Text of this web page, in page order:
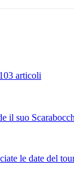
articoli
il suo
le date del